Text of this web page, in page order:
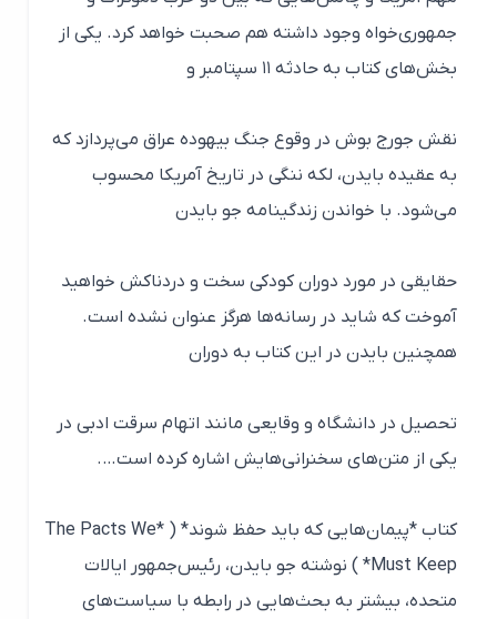
جمهوری‌خواه وجود داشته هم صحبت خواهد کرد. یکی از
بخش‌های کتاب به حادثه ۱۱ سپتامبر و
نقش جورج بوش در وقوع جنگ بیهوده عراق می‌پردازد که
به عقیده بایدن، لکه ننگی در تاریخ آمریکا محسوب
می‌شود. با خواندن زندگینامه جو بایدن
حقایقی در مورد دوران کودکی سخت و دردناکش خواهید
آموخت که شاید در رسانه‌ها هرگز عنوان نشده است.
همچنین بایدن در این کتاب به دوران
تحصیل در دانشگاه و وقایعی مانند اتهام سرقت ادبی در
یکی از متن‌های سخنرانی‌هایش اشاره کرده است….
کتاب *پیمان‌هایی که باید حفظ شوند* ( *The Pacts We
Must Keep* ) نوشته جو بایدن، رئیس‌جمهور ایالات
متحده، بیشتر به بحث‌هایی در رابطه با سیاست‌های